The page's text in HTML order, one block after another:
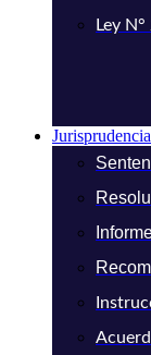
Ley
Jurisprudencia